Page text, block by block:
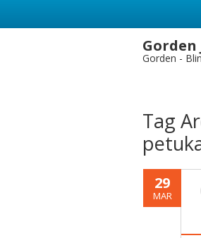
Gorden -
Tag
29
MAR